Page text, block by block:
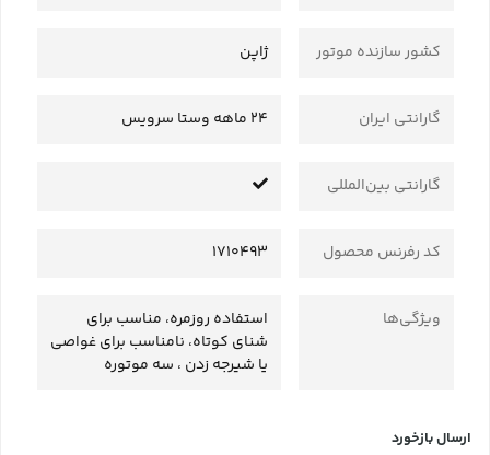
کشور سازنده موتور ژاپن
گارانتی ایران 24 ماهه وستا سرویس
گارانتی بین‌المللی
کد رفرنس محصول 1710493
ویژگی‌ها
استفاده روزمره، مناسب برای
شنای کوتاه، نامناسب برای غواصی
یا شیرجه زدن ، سه موتوره
ارسال بازخورد